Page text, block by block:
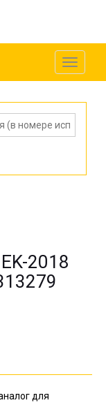
Toggle
2018